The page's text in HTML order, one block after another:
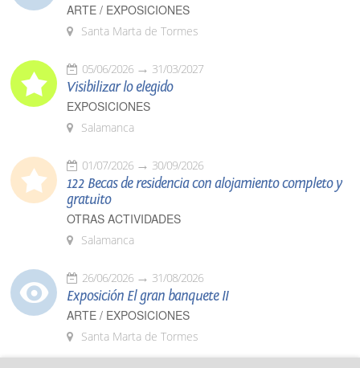
ARTE / EXPOSICIONES
Santa Marta de Tormes
05/06/2026 31/03/2027
Visibilizar lo elegido
EXPOSICIONES
Salamanca
01/07/2026 30/09/2026
122 Becas de residencia con alojamiento completo y
gratuito
OTRAS ACTIVIDADES
Salamanca
26/06/2026 31/08/2026
Exposición El gran banquete II
ARTE / EXPOSICIONES
Santa Marta de Tormes